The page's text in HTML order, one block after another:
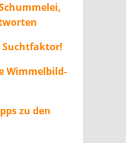
Suchtfaktor!
Wimmelbild-
zu den